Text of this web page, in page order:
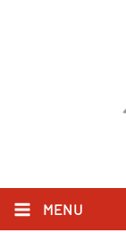
MENU
Still2.png